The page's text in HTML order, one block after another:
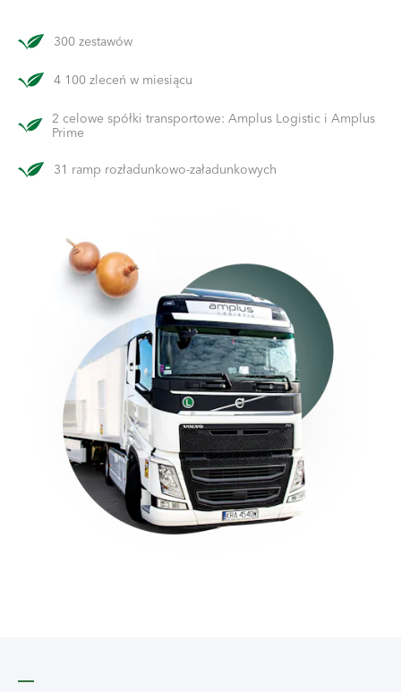
300 zestawów
4 100 zleceń w miesiącu
2 celowe spółki transportowe: Amplus Logistic i Amplus
Prime
31 ramp rozładunkowo-załadunkowych